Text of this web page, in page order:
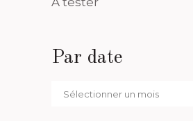
Par date
Par